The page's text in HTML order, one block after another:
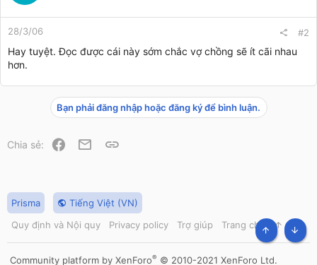
28/3/06 #2
Hay tuyệt. Đọc được cái này sớm chắc vợ chồng sẽ ít cãi nhau
hơn.
Bạn phải đăng nhập hoặc đăng ký để bình luận.
Chia sẻ: Facebook
Email
Prisma
Tiếng Việt (VN)
Quy định và Nội quy
Privacy policy Trợ giúp Trang chủ
R
S
Community platform by XenForo® © 2010-2021 XenForo Ltd.
TOP